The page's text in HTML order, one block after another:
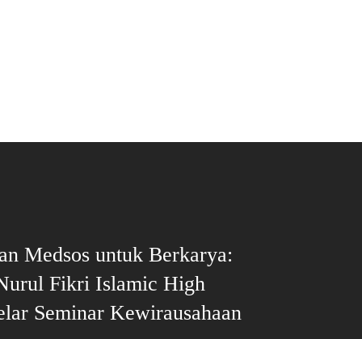
Medsos untuk Berkarya:
Fikri Islamic High
Seminar Kewirausahaan